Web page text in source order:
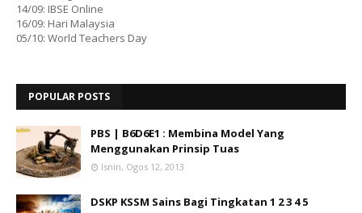
14/09: IBSE Online
16/09: Hari Malaysia
05/10: World Teachers Day
POPULAR POSTS
PBS | B6D6E1 : Membina Model Yang
Menggunakan Prinsip Tuas
Isnin, Ogos 12, 2013
DSKP KSSM Sains Bagi Tingkatan 1 2 3 4 5